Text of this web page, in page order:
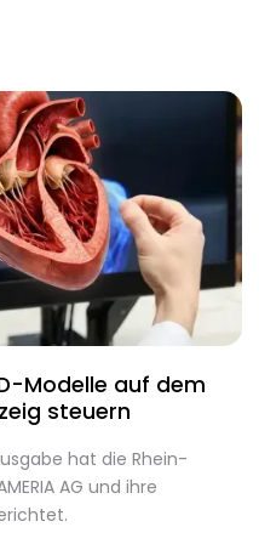
Modelle auf dem
steuern
hat die Rhein-
AG und ihre